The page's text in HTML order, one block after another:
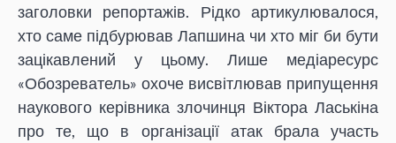
заголовки репортажів. Рідко артикулювалося,
хто саме підбурював Лапшина чи хто міг би бути
зацікавлений у цьому. Лише медіаресурс
«Обозреватель» охоче висвітлював припущення
наукового керівника злочинця Віктора Ласькіна
про те, що в організації атак брала участь